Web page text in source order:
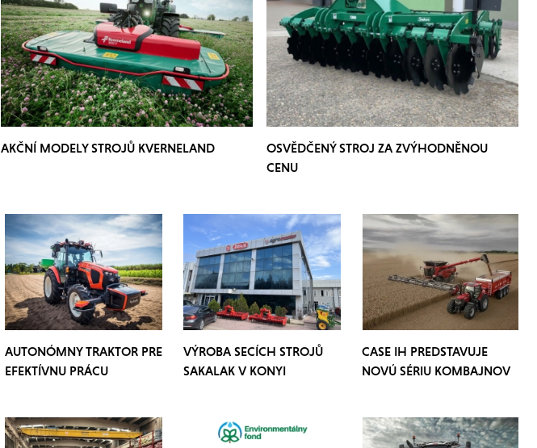
AKČNÍ MODELY STROJŮ KVERNELAND
OSVĚDČENÝ STROJ ZA ZVÝHODNĚNOU
CENU
AUTONÓMNY TRAKTOR PRE
EFEKTÍVNU PRÁCU
VÝROBA SECÍCH STROJŮ
SAKALAK V KONYI
CASE IH PREDSTAVUJE
NOVÚ SÉRIU KOMBAJNOV